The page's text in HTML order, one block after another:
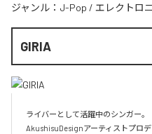
ジャンル： J-Pop / エレクトロ
GIRIA
ライバーとして活躍中のシンガー。
AkushisuDesignアーティストプロデ